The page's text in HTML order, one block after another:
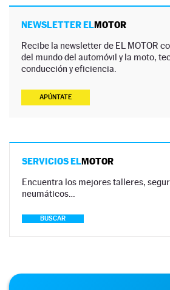
NEWSLETTER ELMOTOR
Recibe la newsletter de EL MOTOR
del mundo del automóvil y la moto,
conducción y eficiencia.
APÚNTATE
SERVICIOS ELMOTOR
Encuentra los mejores talleres,
neumáticos…
BUSCAR